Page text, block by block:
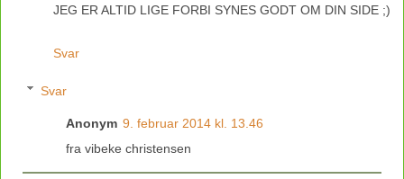
JEG ER ALTID LIGE FORBI SYNES GODT OM DIN SIDE ;)
Svar
Svar
Anonym 9. februar 2014 kl. 13.46
fra vibeke christensen